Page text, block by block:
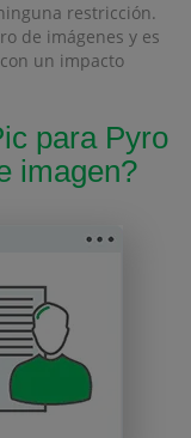
restricción.
de imágenes y es
un impacto
para Pyro
imagen?